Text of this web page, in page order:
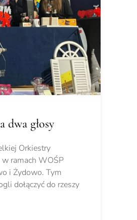
głosy
Orkiestry
ramach WOŚP
i Żydowo. Tym
dołączyć do rzeszy